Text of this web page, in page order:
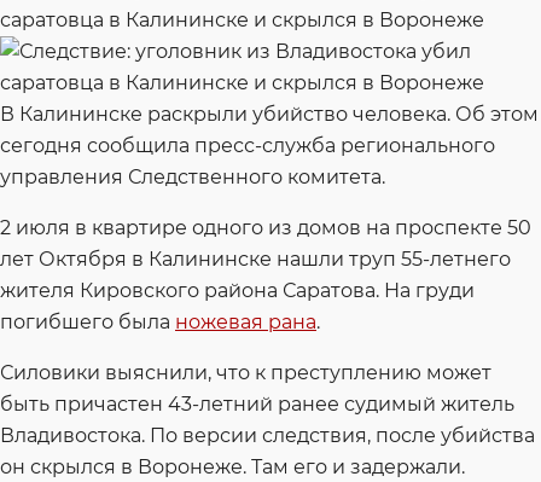
В Калининске раскрыли убийство человека. Об этом
сегодня сообщила пресс-служба регионального
управления Следственного комитета.
2 июля в квартире одного из домов на проспекте 50
лет Октября в Калининске нашли труп 55-летнего
жителя Кировского района Саратова. На груди
погибшего была ножевая рана.
Силовики выяснили, что к преступлению может
быть причастен 43-летний ранее судимый житель
Владивостока. По версии следствия, после убийства
он скрылся в Воронеже. Там его и задержали.